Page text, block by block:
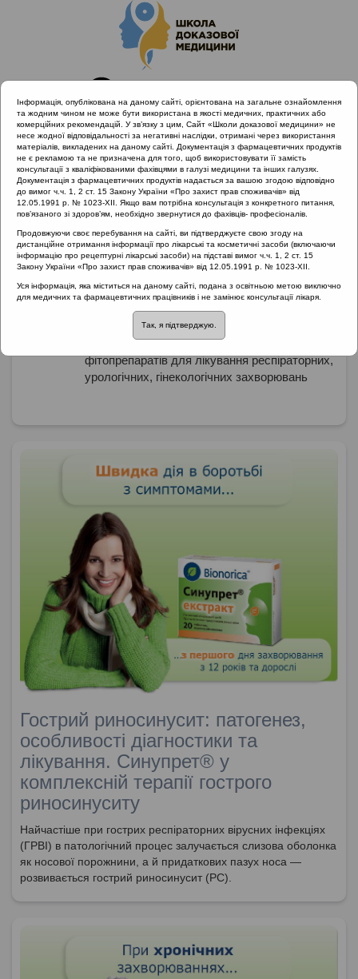
Головна Партнери проекту Біонорика
Біонорика
відомий виробник лікарських препаратів з
рослинної сировини. Історія компанії налічує
більше 80 років плідної і успішної роботи в
області винаходу, розробки і виробництва
фітопрепаратів для лікування респіраторних,
урологічних, гінекологічних захворювань
Гострий риносинусит: патогенез,
особливості діагностики та
лікування. Синупрет® у
комплексній терапії гострого
риносинуситу
Найчастіше при гострих респіраторних вірусних інфекціях
(ГРВІ) в патологічний процес залучається слизова оболонка
як носової порожнини, а й придаткових пазух носа —
розвивається гострий риносинусит (РС).
Інформація, опублікована на даному сайті, орієнтована на загальне ознайомлення
та жодним чином не може бути використана в якості медичних, практичних або
комерційних рекомендацій. У зв’язку з цим, Сайт «Школи доказової медицини» не
несе жодної відповідальності за негативні наслідки, отримані через використання
матеріалів, викладених на даному сайті. Документація з фармацевтичних продуктів
не є рекламою та не призначена для того, щоб використовувати її замість
консультації з кваліфікованими фахівцями в галузі медицини та інших галузях.
Документація з фармацевтичних продуктів надається за вашою згодою відповідно
до вимог ч.ч. 1, 2 ст. 15 Закону України «Про захист прав споживачів» від
12.05.1991 р. № 1023-XII. Якщо вам потрібна консультація з конкретного питання,
пов’язаного зі здоров’ям, необхідно звернутися до фахівців- професіоналів.
Продовжуючи своє перебування на сайті, ви підтверджуєте свою згоду на
дистанційне отримання інформації про лікарські та косметичні засоби (включаючи
інформацію про рецептурні лікарські засоби) на підставі вимог ч.ч. 1, 2 ст. 15
Закону України «Про захист прав споживачів» від 12.05.1991 р. № 1023-XII.
Уся інформація, яка міститься на даному сайті, подана з освітньою метою виключно
для медичних та фармацевтичних працівників і не замінює консультації лікаря.
Так, я підтверджую.